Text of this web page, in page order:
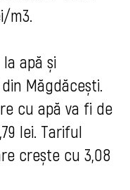
m3.
apă și
Măgdăcești.
cu apă va fi de
lei. Tariful
crește cu 3,08